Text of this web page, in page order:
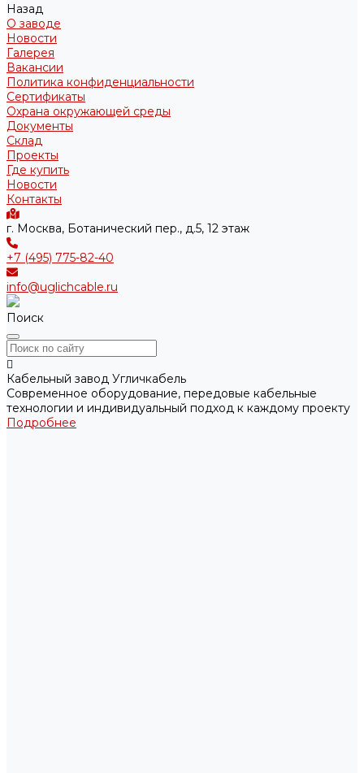
Назад
О заводе
Новости
Галерея
Вакансии
Политика конфиденциальности
Сертификаты
Охрана окружающей среды
Документы
Склад
Проекты
Где купить
Новости
Контакты
г. Москва, Ботанический пер., д.5, 12 этаж
+7 (495) 775-82-40
info@uglichcable.ru
Поиск
Кабельный завод Угличкабель
Современное оборудование, передовые кабельные
технологии и индивидуальный подход к каждому проекту
Подробнее